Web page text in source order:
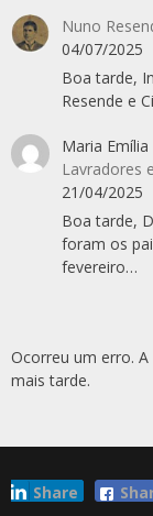
Nuno
04/07/2025
Boa tarde,
Resende e
Maria
Lavradores
21/04/2025
Boa tarde,
foram os
fevereiro…
Ocorreu um erro.
mais tarde.
Share